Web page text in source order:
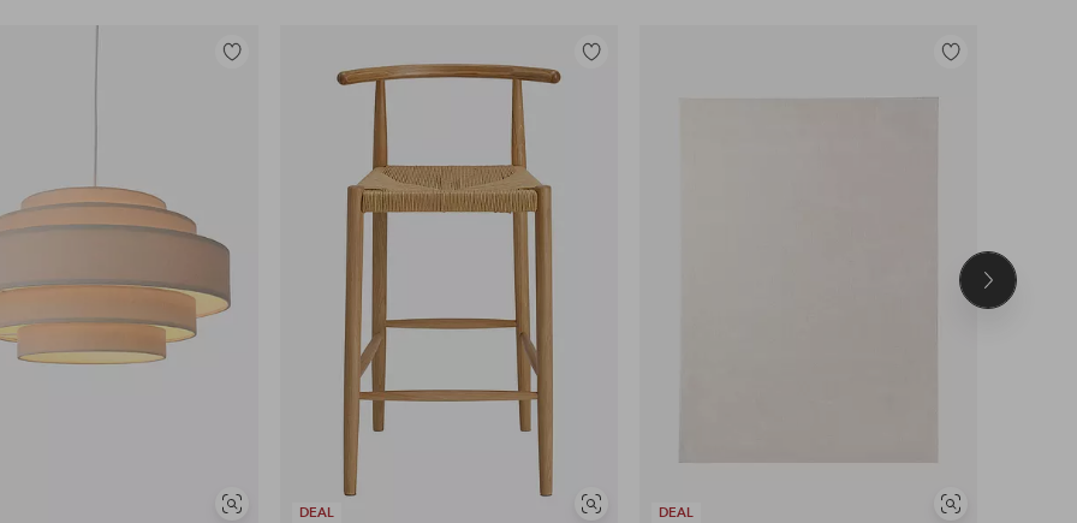
Se
Tilføj
DEAL
Se
Tilføj
DEAL
Se
Tilføj
Næste